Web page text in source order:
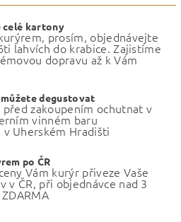
celé kartony
prosím, objednávejte
lahvích do krabice. Zajistíme
dopravu až k Vám
degustovat
zakoupením ochutnat v
vinném baru
v Uherském Hradišti
po ČR
Vám kurýr přiveze Vaše
v ČR, při objednávce nad 3